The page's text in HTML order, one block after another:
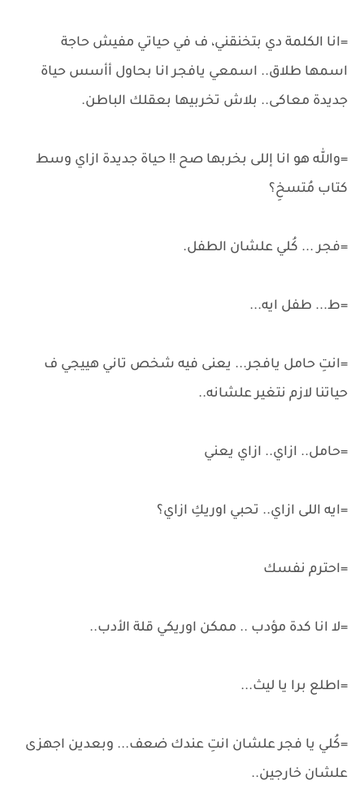
=انا الكلمة دي بتخنقني، ف في حياتي مفيش حاجة
اسمها طلاق.. اسمعي يافجر انا بحاول أأسس حياة
جديدة معاكى.. بلاش تخربيها بعقلك الباطن.
=والله هو انا إللى بخربها صح !! حياة جديدة ازاي وسط
كتاب مُتسخِ؟
=فجر ... كُلي علشان الطفل.
=ط... طفل ايه...
=انتِ حامل يافجر... يعنى فيه شخص تاني هييجي ف
حياتنا لازم نتغير علشانه..
=حامل.. ازاي.. ازاي يعني
=ايه اللى ازاي.. تحبي اوريكِ ازاي؟
=احترم نفسك
=لا انا كدة مؤدب .. ممكن اوريكي قلة الأدب..
=اطلع برا يا ليث...
=كُلي يا فجر علشان انتِ عندك ضعف... وبعدين اجهزى
علشان خارجين..